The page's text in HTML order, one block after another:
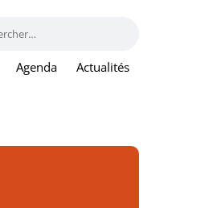
Agenda Actualités
: